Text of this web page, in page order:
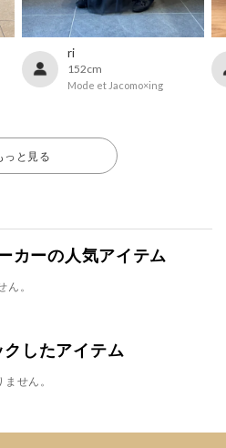
ri
152cm
Mode et Jacomo×ing
っと見る
カーの人気アイテム
。
したアイテム
せん。